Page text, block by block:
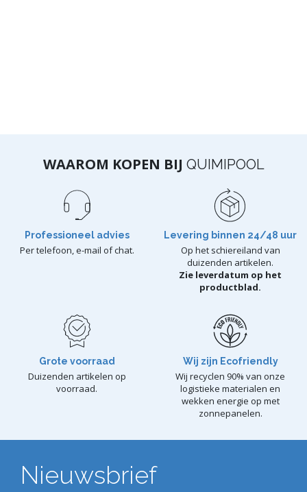
WAAROM KOPEN BIJ QUIMIPOOL
Professioneel advies
Per telefoon, e-mail of chat.
Levering binnen 24/48 uur
Op het schiereiland van
duizenden artikelen.
Zie leverdatum op het
productblad.
Grote voorraad
Duizenden artikelen op
voorraad.
Wij zijn Ecofriendly
Wij recyclen 90% van onze
logistieke materialen en
wekken energie op met
zonnepanelen.
Nieuwsbrief